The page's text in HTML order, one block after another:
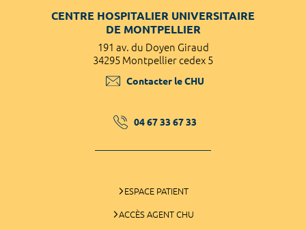
CENTRE HOSPITALIER UNIVERSITAIRE
DE MONTPELLIER
191 av. du Doyen Giraud
34295 Montpellier cedex 5
Contacter le CHU
04 67 33 67 33
ESPACE PATIENT
ACCÈS AGENT CHU